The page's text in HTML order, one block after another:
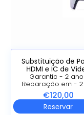
Substituição de
HDMI e IC de
Garantia - 2
Reparação em - 2
€120,00
Reservar